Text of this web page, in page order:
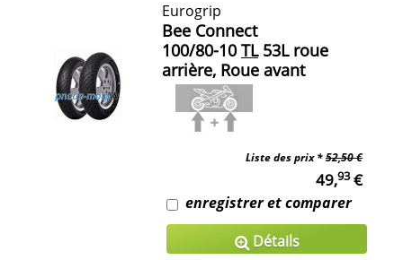
Eurogrip
Bee Connect
100/80-10 TL53L roue
arrière, Roue avant
Liste des prix *52,50 €
49,93€
enregistrer et comparer
Détails